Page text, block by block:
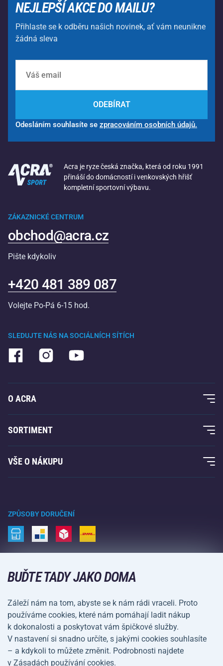
NEJLEPŠÍ AKCE DO MAILU?
Přihlaste se k odběru našich novinek, ať vám neunikne
žádná sleva
ODEBÍRAT
Odesláním souhlasíte se zpracováním osobních údajů.
Acra je ryze česká značka, která od roku 1991
přináší do domácností i venkovských hřišť
kompletní sportovní výbavu.
SLEDUJTE NÁS NA SOCIÁLNÍCH SÍTÍCH
ZÁKAZNICKÉ CENTRUM
obchod@acra.cz
Pište kdykoliv
+420 481 389 087
Volejte Po-Pá 6-15 hod.
O ACRA
O nás
Acra garance
Kontakty
SORTIMENT
Fitness a posilování
Raketové sporty
Volný čas a zábava
Kemping a turistika
Bojové sporty
Kola a koloběžky
Vodní sporty
Sportovní oblečení a doplňky
VŠE O NÁKUPU
Vrácení a reklamace
Doprava a platba
ZPŮSOBY DORUČENÍ
Obchodní podmínky Ochrana osobních údajů
BUĎTE TADY JAKO DOMA
Záleží nám na tom, abyste se k nám rádi vraceli. Proto
používáme cookies, které nám pomáhají ladit nákup
k dokonalosti a poskytovat vám špičkové služby.
V nastavení si snadno určíte, s jakými cookies souhlasíte
– a kdykoli to můžete změnit. Podrobnosti najdete
v Zásadách používání cookies.